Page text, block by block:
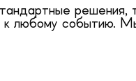
к любому событию.